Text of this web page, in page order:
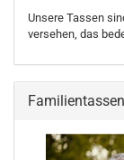
Unsere Tassen
versehen, das
Familientassen